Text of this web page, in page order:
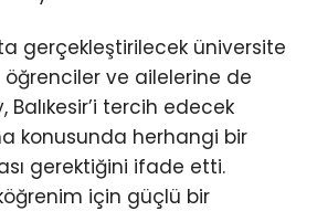
gerçekleştirilecek üniversite
öğrenciler ve ailelerine de
tercih edecek
konusunda herhangi bir
gerektiğini ifade etti.
için güçlü bir